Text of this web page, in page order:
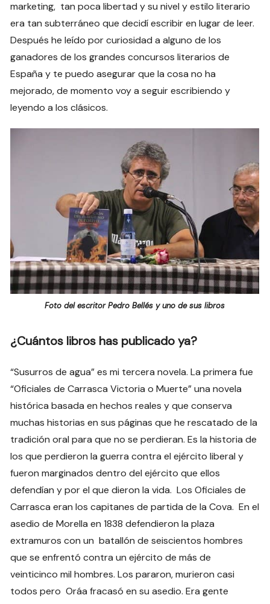
marketing, tan poca libertad y su nivel y estilo literario
era tan subterráneo que decidí escribir en lugar de leer.
Después he leído por curiosidad a alguno de los
ganadores de los grandes concursos literarios de
España y te puedo asegurar que la cosa no ha
mejorado, de momento voy a seguir escribiendo y
leyendo a los clásicos.
Foto del escritor Pedro Bellés y uno de sus libros
¿Cuántos libros has publicado ya?
“Susurros de agua” es mi tercera novela. La primera fue
“Oficiales de Carrasca Victoria o Muerte” una novela
histórica basada en hechos reales y que conserva
muchas historias en sus páginas que he rescatado de la
tradición oral para que no se perdieran. Es la historia de
los que perdieron la guerra contra el ejército liberal y
fueron marginados dentro del ejército que ellos
defendían y por el que dieron la vida. Los Oficiales de
Carrasca eran los capitanes de partida de la Cova. En el
asedio de Morella en 1838 defendieron la plaza
extramuros con un batallón de seiscientos hombres
que se enfrentó contra un ejército de más de
veinticinco mil hombres. Los pararon, murieron casi
todos pero Oráa fracasó en su asedio. Era gente